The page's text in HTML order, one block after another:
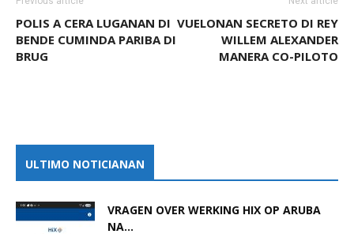
POLIS A CERA LUGANAN DI
BENDE CUMINDA PARIBA DI
BRUG
VUELONAN SECRETO DI REY
WILLEM ALEXANDER
MANERA CO-PILOTO
ULTIMO NOTICIANAN
VRAGEN OVER WERKING HIX OP ARUBA
NA...